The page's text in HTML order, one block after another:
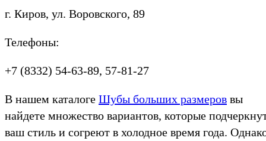
г. Киров, ул. Воровского, 89
Телефоны:
+7 (8332) 54-63-89, 57-81-27
В нашем каталоге Шубы больших размеров вы
найдете множество вариантов, которые
ваш стиль и согреют в холодное время года.